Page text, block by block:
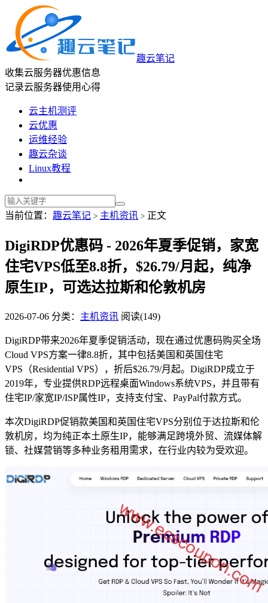
趣云笔记
收集云服务器优惠信息
记录云服务器使用心得
云主机测评
云优惠
运维经验
趣云杂谈
Linux教程
当前位置： 趣云笔记 > 主机资讯 > 正文
DigiRDP优惠码 - 2026年夏季促销，家宽
住宅VPS低至8.8折，$26.79/月起，纯净
原生IP，可选达拉斯和伦敦机房
2026-07-06 分类： 主机资讯 阅读(149)
DigiRDP带来2026年夏季促销活动，现在通过优惠码购买全场
Cloud VPS方案一律8.8折，其中包括美国和英国住宅
VPS（Residential VPS），折后$26.79/月起。DigiRDP成立于
2019年，专业提供RDP远程桌面Windows系统VPS，并且带有
住宅IP/家宽IP/ISP属性IP，支持支付宝、PayPal付款方式。
本次DigiRDP促销款美国和英国住宅VPS分别位于达拉斯和伦
敦机房，均为纯正本土原生IP，能够满足跨境外贸、流媒体解
锁、社媒营销等多种业务租用需求，在行业内较为受欢迎。